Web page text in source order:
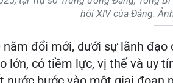
hội XIV của Đảng.
năm đổi mới, dưới sự lãnh
lớn, có tiềm lực, vị thế và uy